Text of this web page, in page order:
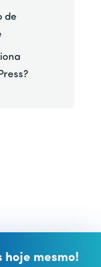
de
hoje mesmo!